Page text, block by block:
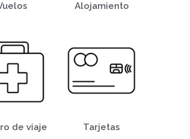
de viaje
Alojamiento
Tarjetas